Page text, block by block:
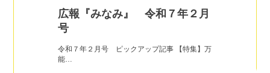
広報『みなみ』 令和７年２月
号
令和７年２月号 ピックアップ記事 【特集】万
能…